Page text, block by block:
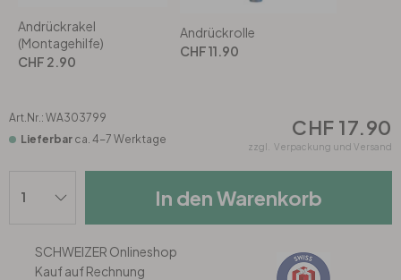
Wohnzimmer
Küche
Jugendzimmer
Wohnzimmer
Küche
Tapeten Grün
Tapeten Lila & Violett
Wohnzimmer
Andrückrakel
(Montagehilfe)
CHF 2.90
Andrückrolle
CHF 11.90
Art.Nr.: WA303799
Lieferbar ca. 4-7 Werktage CHF 17.90
zzgl. Verpackung und Versand
In den Warenkorb
SCHWEIZER Onlineshop
Kauf auf Rechnung